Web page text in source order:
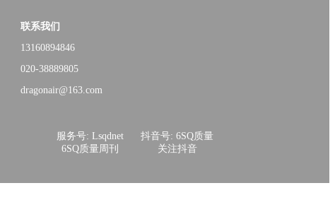
联系我们
13160894846
020-38889805
dragonair@163.com
服务号: Lsqdnet
6SQ质量周刊
抖音号: 6SQ质量
关注抖音